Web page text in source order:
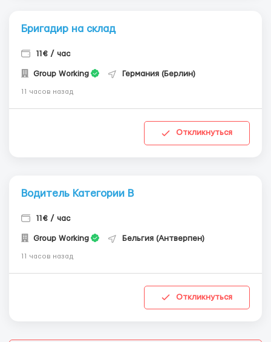
Бригадир на склад
11€ / час
Group Working Германия (Берлин)
11 часов назад
Откликнуться
Водитель Категории В
11€ / час
Group Working Бельгия (Антверпен)
11 часов назад
Откликнуться